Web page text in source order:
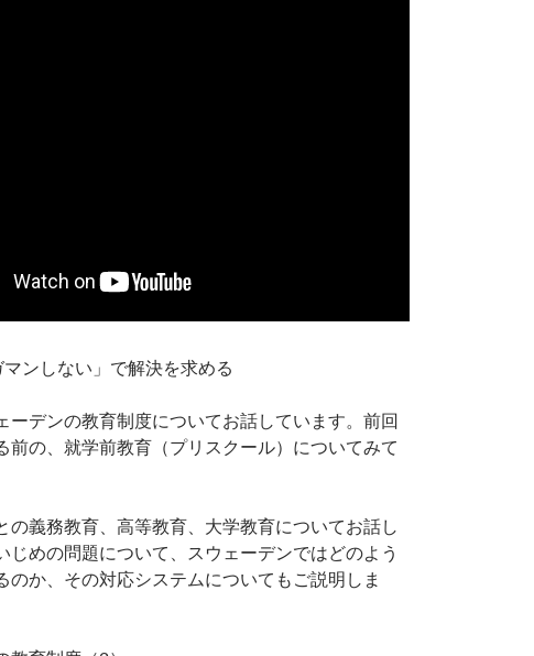
ンしない」で解決を求める
ーデンの教育制度についてお話しています。前回
前の、就学前教育（プリスクール）についてみて
の義務教育、高等教育、大学教育についてお話し
じめの問題について、スウェーデンではどのよう
のか、その対応システムについてもご説明しま